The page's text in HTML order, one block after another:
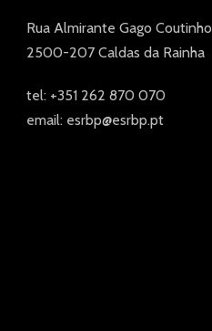
Rua Almirante Gago Coutinho
2500-207 Caldas da Rainha
tel: +351 262 870 070
email: esrbp@esrbp.pt